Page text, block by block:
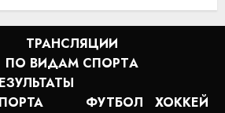
ТРАНСЛЯЦИИ
ПО ВИДАМ СПОРТA
ФУТБОЛ
ХОККЕЙ